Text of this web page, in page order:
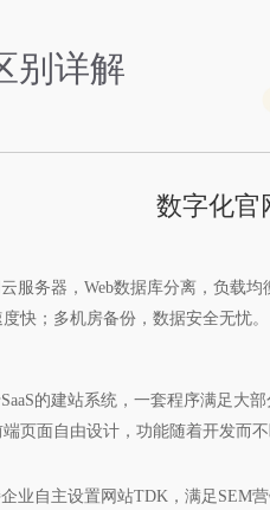
别详解
服务器，Web数据库分离，负载均
度快；多机房备份，数据安全无忧。
的建站系统，一套程序满足大
页面自由设计，功能随着开发而不
业自主设置网站TDK，满足SEM
数字化官